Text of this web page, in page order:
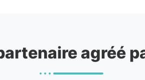
agréé